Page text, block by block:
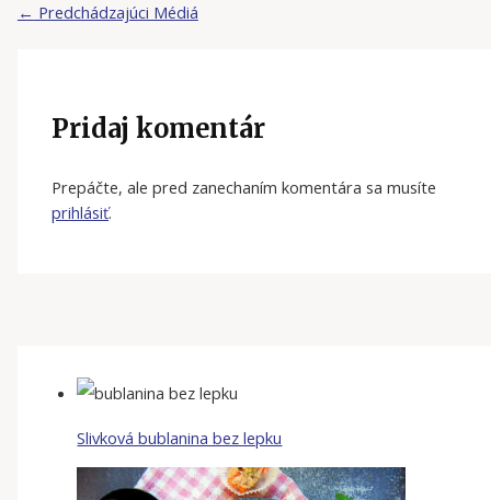
← Predchádzajúci Médiá
Pridaj komentár
Prepáčte, ale pred zanechaním komentára sa musíte
prihlásiť.
Slivková bublanina bez lepku